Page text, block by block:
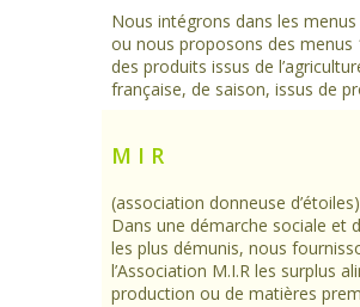
Nous intégrons dans les
ou nous proposons des menus
des produits issus de
française, de saison, issus de
M I R
(association donneuse d’étoiles)
Dans une démarche sociale et
les plus démunis, nous
l’Association M.I.R les surplus
production ou de matières